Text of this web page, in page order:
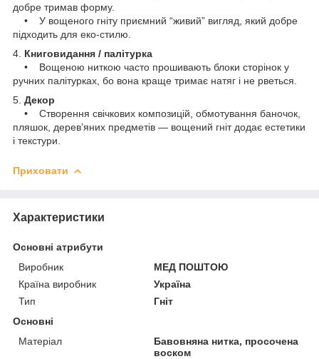
добре тримав форму.
• У вощеного гніту приємний “живий” вигляд, який добре
підходить для еко-стилю.
4. Книговидання / палітурка
• Вощеною ниткою часто прошивають блоки сторінок у
ручних палітурках, бо вона краще тримає натяг і не рветься.
5. Декор
• Створення свічкових композицій, обмотування баночок,
пляшок, дерев’яних предметів — вощений гніт додає естетики
і текстури.
Приховати
Характеристики
Основні атрибути
Виробник
МЕД ПОШТОЮ
Країна виробник
Україна
Тип
Гніт
Основні
Матеріал
Бавовняна нитка, просочена
воском